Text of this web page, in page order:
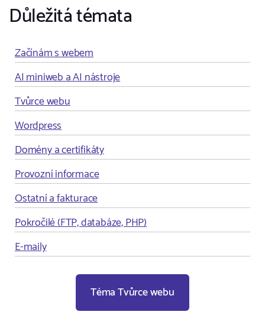
Důležitá témata
Začínám s webem
AI miniweb a AI nástroje
Tvůrce webu
Wordpress
Domény a certifikáty
Provozní informace
Ostatní a fakturace
Pokročilé (FTP, databáze, PHP)
E-maily
Téma Tvůrce webu